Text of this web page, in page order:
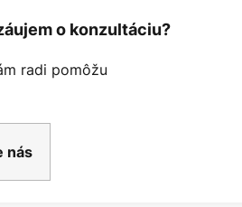
o konzultáciu?
radi pomôžu
nás